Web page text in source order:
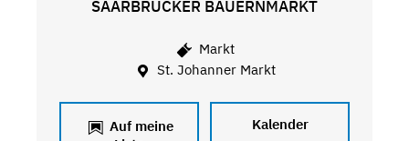
SAARBRÜCKER BAUERNMARKT
Markt
St. Johanner Markt
Auf meine
Kalender